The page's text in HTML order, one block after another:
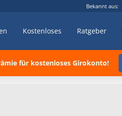
Bekannt aus:
Kostenloses Ratgeber
für kostenloses Girokonto!